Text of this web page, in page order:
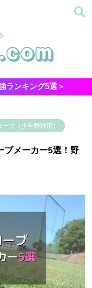
ランキング5選＞
ーブ（少年野球用）
ブメーカー5選！野